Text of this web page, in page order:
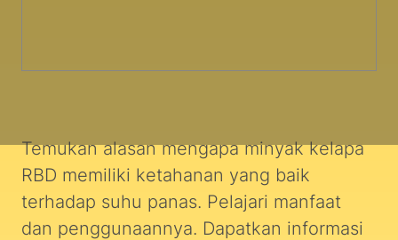
Temukan alasan mengapa minyak kelapa
RBD memiliki ketahanan yang baik
terhadap suhu panas. Pelajari manfaat
dan penggunaannya. Dapatkan informasi